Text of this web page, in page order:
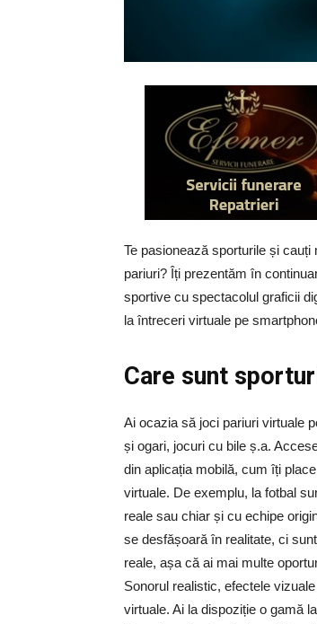
Te pasionează sporturile și
pariuri? Îți prezentăm în
sportive cu spectacolul graficii
la întreceri virtuale pe
Care sunt
Ai ocazia să joci pariuri virtuale
și ogari, jocuri cu bile ș.a.
din aplicația mobilă, cum îți
virtuale. De exemplu, la fotbal
reale sau chiar și cu echipe
se desfășoară în realitate, ci
reale, așa că ai mai multe
Sonorul realistic, efectele
virtuale. Ai la dispoziție o gamă